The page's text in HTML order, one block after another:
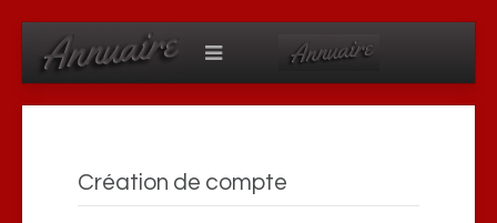
Création de compte